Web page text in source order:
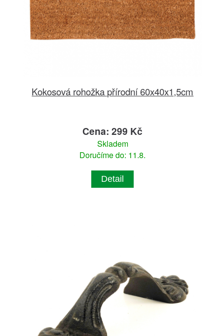
Kokosová rohožka přírodní 60x40x1,5cm
Cena: 299 Kč
Skladem
Doručíme do: 11.8.
Detail